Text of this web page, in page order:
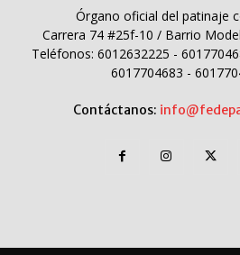
Órgano oficial del patinaje
Carrera 74 #25f-10 / Barrio
Teléfonos: 6012632225 -
6017704683 -
Contáctanos: